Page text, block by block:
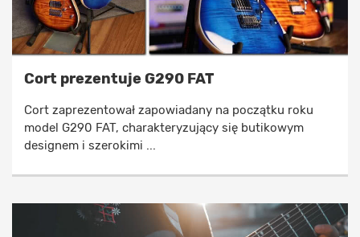
Cort prezentuje G290 FAT
Cort zaprezentował zapowiadany na początku roku
model G290 FAT, charakteryzujący się butikowym
designem i szerokimi ...